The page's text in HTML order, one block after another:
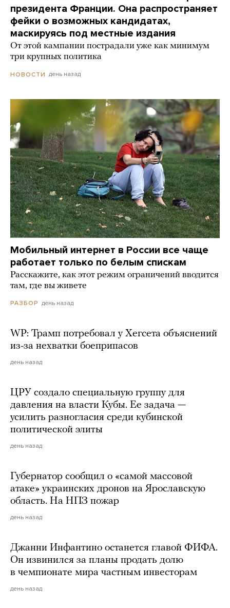
президента Франции. Она распространяет
фейки о возможных кандидатах,
маскируясь под местные издания
От этой кампании пострадали уже как минимум
три крупных политика
НОВОСТИ день назад
Мобильный интернет в России все чаще
работает только по белым спискам
Расскажите, как этот режим ограничений вводится
там, где вы живете
РАЗБОР день назад
WP: Трамп потребовал у Хегсета объяснений
из-за нехватки боеприпасов
день назад
ЦРУ создало специальную группу для
давления на власти Кубы. Ее задача —
усилить разногласия среди кубинской
политической элиты
день назад
Губернатор сообщил о «самой массовой
атаке» украинских дронов на Ярославскую
область. На НПЗ пожар
день назад
Джанни Инфантино останется главой ФИФА.
Он извинился за планы продать долю
в чемпионате мира частным инвесторам
день назад